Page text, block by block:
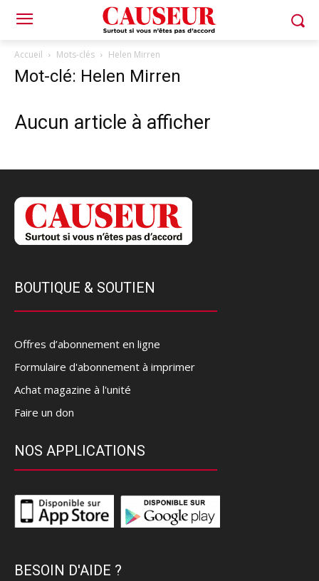
Accueil Mots-clés Helen Mirren
Mot-clé: Helen Mirren
Aucun article à afficher
BOUTIQUE & SOUTIEN
Offres d’abonnement en ligne
Formulaire d'abonnement à imprimer
Achat magazine à l'unité
Faire un don
NOS APPLICATIONS
BESOIN D'AIDE ?